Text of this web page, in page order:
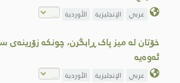
عربي الإنجليزية الأوردية
خۆتان لە میز پاک ڕابگرن، چونکە
ئەوەیە
عربي الإنجليزية الأوردية